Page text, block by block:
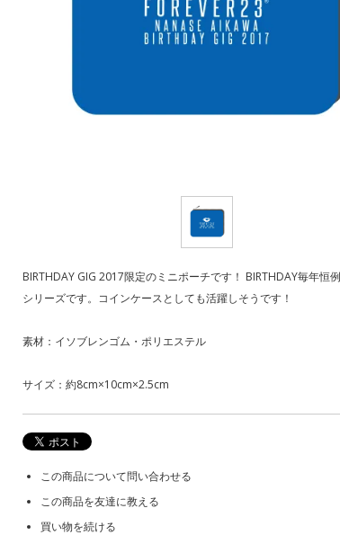
BIRTHDAY GIG 2017限定のミニポーチです！ BIRTHDAY毎年恒
シリーズです。コインケースとしても活躍しそうです！
素材：イソブレンゴム・ポリエステル
サイズ：約8cm×10cm×2.5cm
この商品について問い合わせる
この商品を友達に教える
買い物を続ける